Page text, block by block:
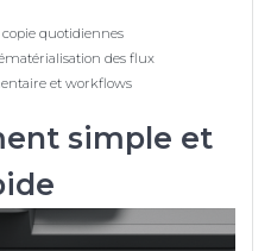
quotidiennes
des flux
et workflows
simple et